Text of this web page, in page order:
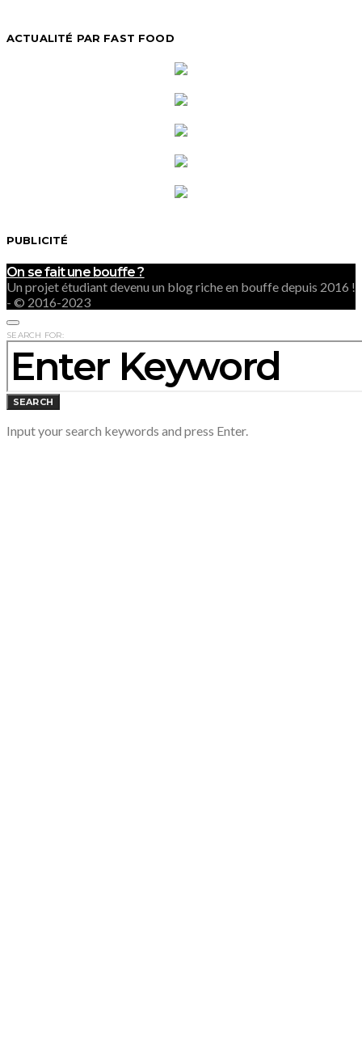
ACTUALITÉ PAR FAST FOOD
PUBLICITÉ
On se fait une bouffe ?
Un projet étudiant devenu un blog riche en bouffe depuis 2016 !
- © 2016-2023
SEARCH FOR:
SEARCH
Input your search keywords and press Enter.